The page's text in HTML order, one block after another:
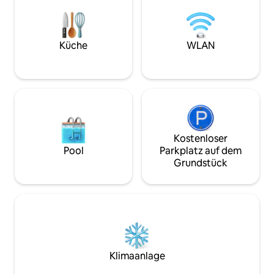
und Ruhe an erster Stelle.
Ort vereint.
gestaltet, dass er
Bedürfnisse
ausgewählten
Küche WLAN
Pool
Kostenloser
Parkplatz auf dem
Grundstück
Klimaanlage